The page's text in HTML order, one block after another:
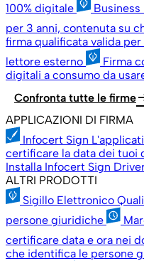
100% digitale
Business
per 3 anni, contenuta su
firma qualificata valida
lettore esterno
Firma
digitali a consumo da
Confronta tutte le firme
APPLICAZIONI DI FIRMA
Infocert Sign
certificare la data dei tuoi
Installa Infocert Sign
ALTRI PRODOTTI
Sigillo Elettronico
persone giuridiche
certificare data e ora nei
che identifica le persone